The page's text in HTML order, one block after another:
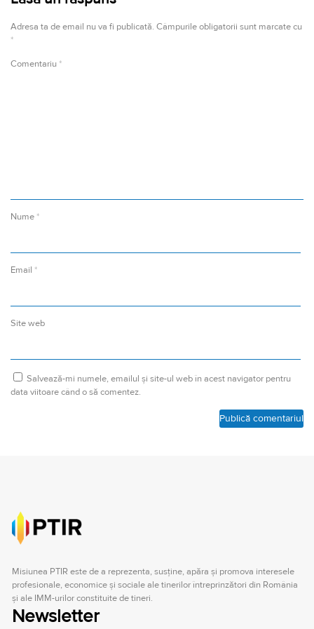
Adresa ta de email nu va fi publicată. Câmpurile obligatorii sunt marcate cu
*
Comentariu *
Nume *
Email *
Site web
Salvează-mi numele, emailul și site-ul web în acest navigator pentru
data viitoare când o să comentez.
Misiunea PTIR este de a reprezenta, susţine, apăra şi promova interesele
profesionale, economice şi sociale ale tinerilor întreprinzători din România
şi ale IMM-urilor constituite de tineri.
Newsletter